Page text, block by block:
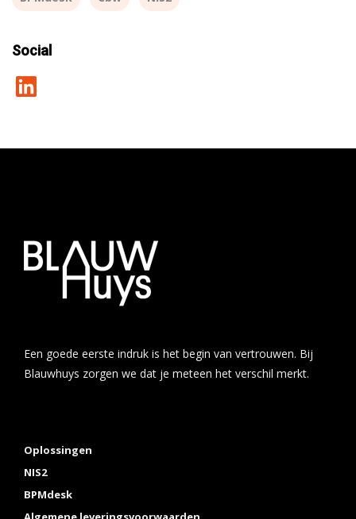
Social
Een goede eerste indruk is het begin van vertrouwen. Bij
Blauwhuys zorgen we dat je meteen het verschil merkt.
Oplossingen
NIS2
BPMdesk